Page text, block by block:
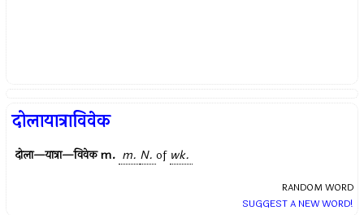
दोलायात्राविवेक
दोला—यात्रा—विवेकm. m. N. of wk.
RANDOM WORD
SUGGEST A NEW WORD!